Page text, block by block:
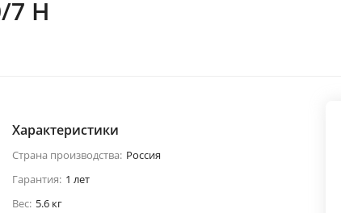
7 Н
Характеристики
Страна производства: Россия
Гарантия: 1 лет
Вес: 5.6 кг